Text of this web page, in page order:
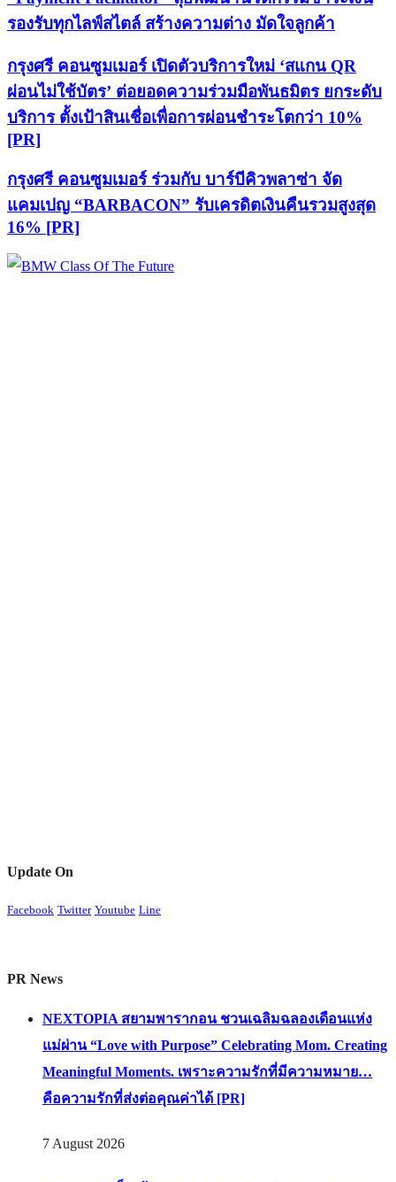
รองรับทุกไลฟ์สไตล์ สร้างความต่าง มัดใจลูกค้า
กรุงศรี คอนซูมเมอร์ เปิดตัวบริการใหม่ ‘สแกน QR
ผ่อนไม่ใช้บัตร’ ต่อยอดความร่วมมือพันธมิตร ยกระดับ
บริการ ตั้งเป้าสินเชื่อเพื่อการผ่อนชำระโตกว่า 10%
[PR]
กรุงศรี คอนซูมเมอร์ ร่วมกับ บาร์บีคิวพลาซ่า จัด
แคมเปญ “BARBACON” รับเครดิตเงินคืนรวมสูงสุด
16% [PR]
Update On
Facebook Twitter Youtube Line
PR News
NEXTOPIA สยามพารากอน ชวนเฉลิมฉลองเดือนแห่ง
แม่ผ่าน “Love with Purpose” Celebrating Mom. Creating
Meaningful Moments. เพราะความรักที่มีความหมาย…
คือความรักที่ส่งต่อคุณค่าได้ [PR]
7 August 2026